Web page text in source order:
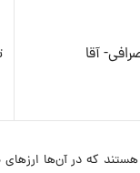
آقا
که در آن‌ها